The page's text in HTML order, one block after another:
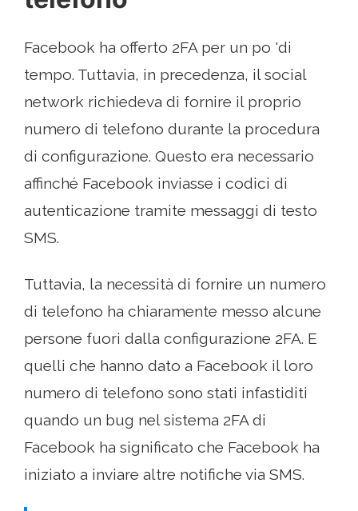
Facebook ha offerto 2FA per un po 'di
tempo. Tuttavia, in precedenza, il social
network richiedeva di fornire il proprio
numero di telefono durante la procedura
di configurazione. Questo era necessario
affinché Facebook inviasse i codici di
autenticazione tramite messaggi di testo
SMS.
Tuttavia, la necessità di fornire un numero
di telefono ha chiaramente messo alcune
persone fuori dalla configurazione 2FA. E
quelli che hanno dato a Facebook il loro
numero di telefono sono stati infastiditi
quando un bug nel sistema 2FA di
Facebook ha significato che Facebook ha
iniziato a inviare altre notifiche via SMS.